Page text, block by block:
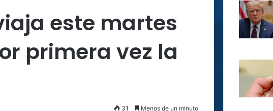
este martes
primera vez la
31 Menos de un minuto